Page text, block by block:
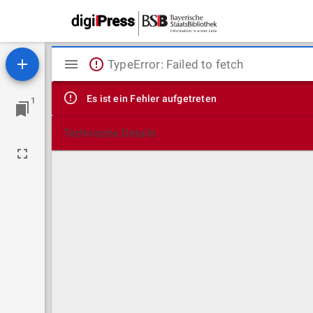
1
Mirador
Viewer
TypeError: Failed to fetch
Es ist ein Fehler aufgetreten
Technische Details